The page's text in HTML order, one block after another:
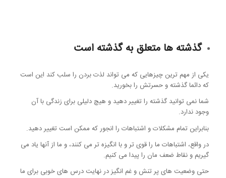
گذشته ها متعلق به گذشته است
یکی از مهم ترین چیزهایی که می تواند لذت بردن را سلب کند این است
که دائما گذشته و حسرتش را بخورید.
شما نمی توانید گذشته را تغییر دهید و هیچ دلیلی برای زندگی با آن
وجود ندارد.
بنابراین تمام مشکلات و اشتباهات را انجور که ممکن است تغییر دهید.
در واقع، اشتباهات ما را قوی تر و با انگیزه تر می کنند، و ما از آنها یاد می
گیریم و نقاط ضعف مان را پیدا می کنیم.
حتی وضعیت های پر تنش و غم انگیز در نهایت درس های خوبی برای ما